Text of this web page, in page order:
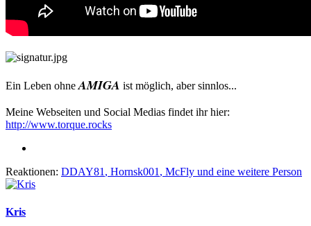
Ein Leben ohne AMIGA ist möglich, aber sinnlos...
Meine Webseiten und Social Medias findet ihr hier:
http://www.torque.rocks
Reaktionen: DDAY81 , Hornsk001 , McFly und eine weitere Person
Kris